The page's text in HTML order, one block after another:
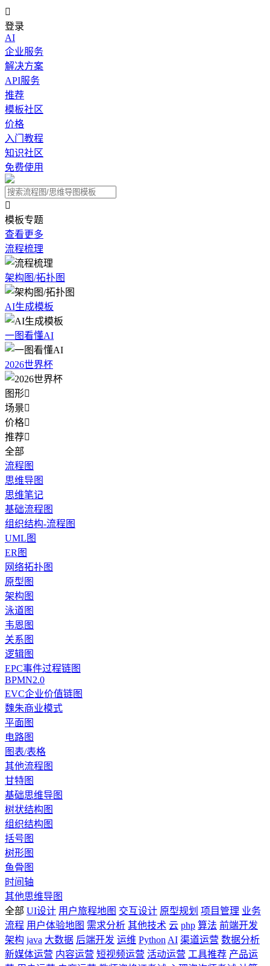

登录
AI
企业服务
解决方案
API服务
推荐
模板社区
价格
入门教程
知识社区
免费使用

模板专题
查看更多
流程梳理
架构图/拓扑图
AI生成模板
一图看懂AI
2026世界杯
图形
场景
价格
推荐
全部
流程图
思维导图
思维笔记
基础流程图
组织结构-流程图
UML图
ER图
网络拓扑图
原型图
架构图
泳道图
韦恩图
关系图
逻辑图
EPC事件过程链图
BPMN2.0
EVC企业价值链图
魏朱商业模式
平面图
电路图
图表/表格
其他流程图
甘特图
基础思维导图
树状结构图
组织结构图
括号图
树形图
鱼骨图
时间轴
其他思维导图
全部 UI设计 用户旅程地图 交互设计 原型规划 项目管理 业务
流程 用户体验地图 需求分析 其他技术 云 php 算法 前端开发
架构 java 大数据 后端开发 运维 Python AI 渠道运营 数据分析
新媒体运营 内容运营 短视频运营 活动运营 工具推荐 产品运